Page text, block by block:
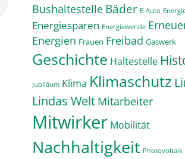
Bushaltestelle Bäder E-Auto
Energiesparen Energiewende
Energien Frauen Freibad Gaswerk
Geschichte Haltestelle
Jubiläum Klima Klimaschutz
Lindas Welt Mitarbeiter
Mitwirker Mobilität
Nachhaltigkeit Photovoltaik